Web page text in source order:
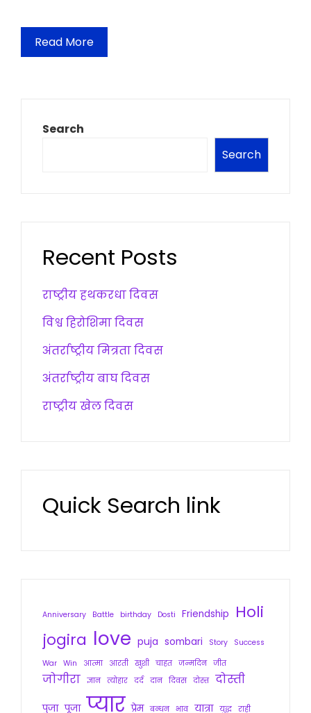
Read More
Search
Search
Recent Posts
राष्ट्रीय हथकरधा दिवस
विश्व हिरोशिमा दिवस
अंतर्राष्ट्रीय मित्रता दिवस
अंतर्राष्ट्रीय बाघ दिवस
राष्ट्रीय खेल दिवस
Quick Search link
Anniversary Battle birthday Dosti Friendship
Holi
jogira love puja sombari Story
Success
War Win आत्मा आरती खुशी चाहत जन्मदिन जीत
जोगीरा ज्ञान त्योहार दर्द दान दिवस दोस्त दोस्ती
पुजा पूजा प्यार प्रेम बन्धन भाव यात्रा युद्ध राही